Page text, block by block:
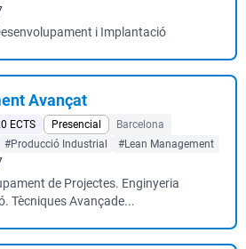
i Implantació
Avançat
ECTS Presencial
Barcelona
#Producció Industrial #Lean Management
de Projectes. Enginyeria
Tècniques Avançade...